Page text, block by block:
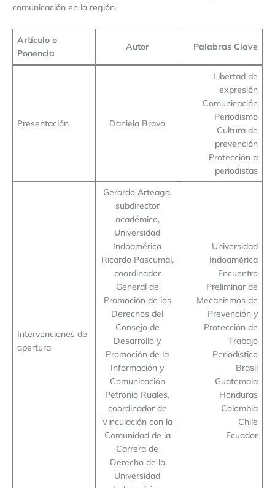
comunicación en la región.
Artículo o
Ponencia
Autor Palabras Clave
Presentación Daniela Bravo
Libertad de
expresión
Comunicación
Periodismo
Cultura de
prevención
Protección a
periodistas
Intervenciones de
apertura
Gerardo Arteaga,
subdirector
académico,
Universidad
Indoamérica
Ricardo Pascumal,
coordinador
General de
Promoción de los
Derechos del
Consejo de
Desarrollo y
Promoción de la
Información y
Comunicación
Petronio Ruales,
coordinador de
Vinculación con la
Comunidad de la
Carrera de
Derecho de la
Universidad
Universidad
Indoamérica
Encuentro
Preliminar de
Mecanismos de
Prevención y
Protección de
Trabajo
Periodístico
Brasil
Guatemala
Honduras
Colombia
Chile
Ecuador